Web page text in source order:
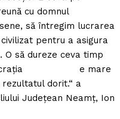
cu domnul
să întregim lucrarea
pentru a asigura
să dureze ceva timp
birocraţia e mare
dorit.“ a
Judeţean Neamţ, Ion